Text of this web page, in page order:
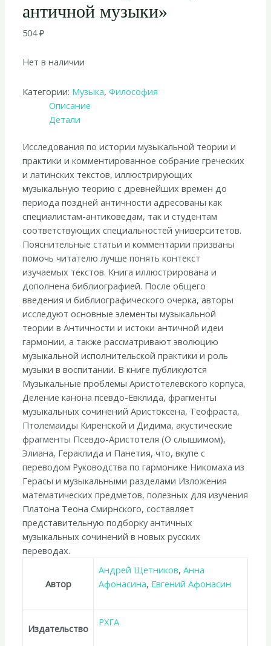
античной музыки»
504₽
Нет в наличии
Категории: Музыка,Философия
Описание
Детали
Исследования по истории музыкальной теории и
практики и комментированное собрание греческих
и латинских текстов, иллюстрирующих
музыкальную теорию с древнейших времен до
периода поздней античности адресованы как
специалистам-антиковедам, так и студентам
соответствующих специальностей университетов.
Пояснительные статьи и комментарии призваны
помочь читателю лучше понять контекст
изучаемых текстов. Книга иллюстрирована и
дополнена библиографией. После общего
введения и библиографического очерка, авторы
исследуют основные элементы музыкальной
теории в Античности и истоки античной идеи
гармонии, а также рассматривают эволюцию
музыкальной исполнительской практики и роль
музыки в воспитании. В книге публикуются
Музыкальные проблемы Аристотелевского корпуса,
Деление канона псевдо-Евклида, фрагменты
музыкальных сочинений Аристоксена, Теофраста,
Птолемаиды Киренской и Дидима, акустические
фрагменты Псевдо-Аристотеля (О слышимом),
Элиана, Гераклида и Панетия, что, вкупе с
переводом Руководства по гармонике Никомаха из
Герасы и музыкальными разделами Изложения
математических предметов, полезных для изучения
Платона Теона Смирнского, составляет
представительную подборку античных
музыкальных сочинений в новых русских
переводах.
Автор
Андрей Щетников,Анна
Афонасина, Евгений Афонасин
Издательство
РХГА